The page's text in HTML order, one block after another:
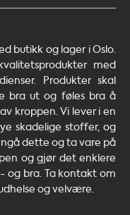
butikk og lager i Oslo.
med
Produkter skal
bra ut og føles bra å
kroppen. Vi lever i en
skadelige stoffer, og
dette og ta vare på
og gjør det enklere
og bra. Ta kontakt om
og velvære.